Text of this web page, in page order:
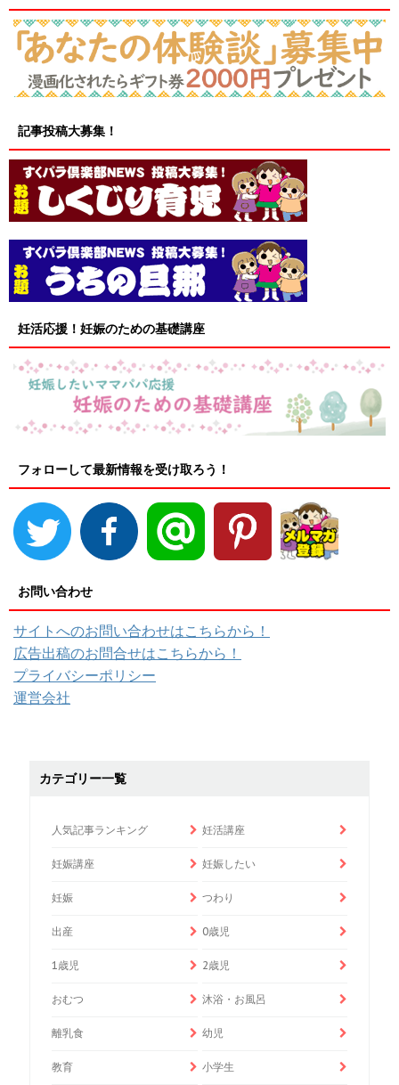
記事投稿大募集！
妊活応援！妊娠のための基礎講座
フォローして最新情報を受け取ろう！
お問い合わせ
サイトへのお問い合わせはこちらから！
広告出稿のお問合せはこちらから！
プライバシーポリシー
運営会社
カテゴリー一覧
人気記事ランキング 妊活講座
妊娠講座 妊娠したい
妊娠 つわり
出産 0歳児
1歳児 2歳児
おむつ 沐浴・お風呂
離乳食 幼児
教育 小学生